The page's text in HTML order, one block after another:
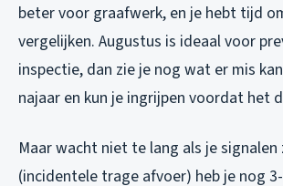
beter voor graafwerk, en je hebt tijd
vergelijken. Augustus is ideaal voor
inspectie, dan zie je nog wat er mis
najaar en kun je ingrijpen voordat het
Maar wacht niet te lang als je signalen
(incidentele trage afvoer) heb je nog